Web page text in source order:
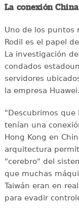
La conexión
Uno de los puntos
Rodil es el papel
La investigación
condados
servidores
la empresa Huawei.
"Descubrimos que
tenían una
Hong Kong en
arquitectura
"cerebro" del
que muchas
Taiwán eran en
para evadir